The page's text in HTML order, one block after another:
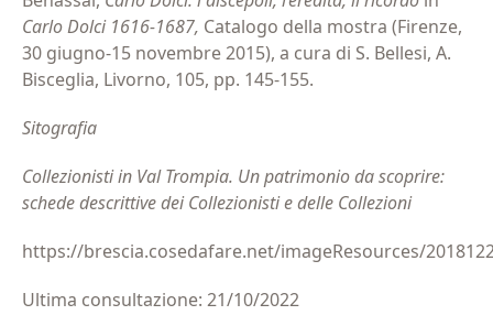
Carlo Dolci 1616-1687, Catalogo della mostra (Firenze,
30 giugno-15 novembre 2015), a cura di S. Bellesi, A.
Bisceglia, Livorno, 105, pp. 145-155.
Sitografia
Collezionisti in Val Trompia. Un patrimonio da scoprire:
schede descrittive dei Collezionisti e delle Collezioni
https://brescia.cosedafare.net/imageResources/
Ultima consultazione: 21/10/2022